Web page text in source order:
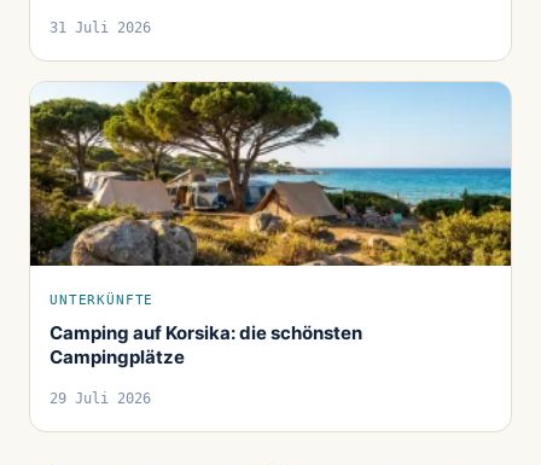
31 Juli 2026
UNTERKÜNFTE
Camping auf Korsika: die schönsten
Campingplätze
29 Juli 2026